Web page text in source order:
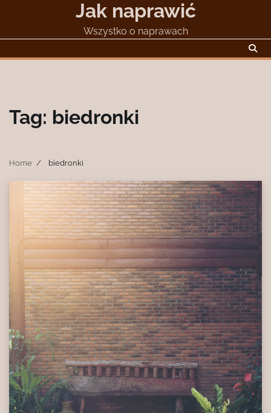
Jak naprawić
Wszystko o naprawach
Tag: biedronki
Home biedronki